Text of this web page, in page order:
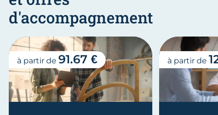
d'accompagnement
à partir de 91.67 € à partir de